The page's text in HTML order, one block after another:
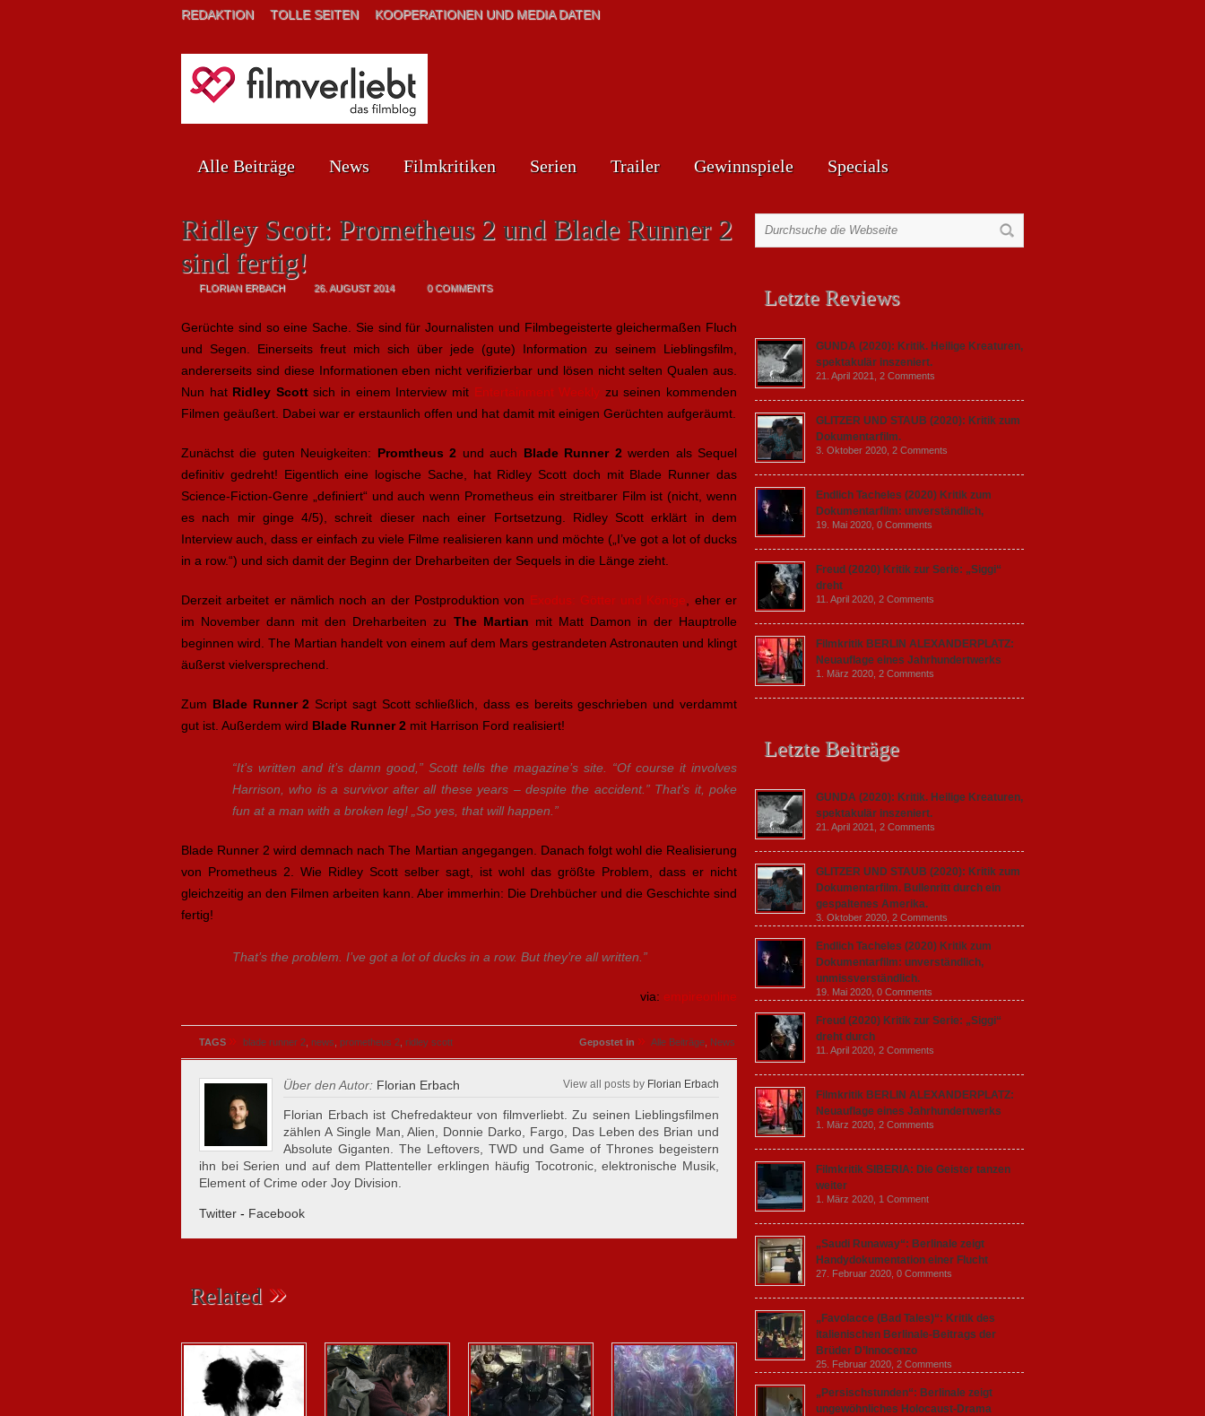
REDAKTION TOLLE SEITEN KOOPERATIONEN UND MEDIA DATEN
Alle Beiträge News Filmkritiken Serien Trailer Gewinnspiele Specials
Ridley Scott: Prometheus 2 und Blade Runner 2
sind fertig!
FLORIAN ERBACH 26. AUGUST 2014 0 COMMENTS
Gerüchte sind so eine Sache. Sie sind für Journalisten und Filmbegeisterte gleichermaßen Fluch
und Segen. Einerseits freut mich sich über jede (gute) Information zu seinem Lieblingsfilm,
andererseits sind diese Informationen eben nicht verifizierbar und lösen nicht selten Qualen aus.
Nun hat Ridley Scottsich in einem Interview mit Entertainment Weekly zu seinen kommenden
Filmen geäußert. Dabei war er erstaunlich offen und hat damit mit einigen Gerüchten aufgeräumt.
Zunächst die guten Neuigkeiten: Promtheus 2 und auch Blade Runner 2 werden als Sequel
definitiv gedreht! Eigentlich eine logische Sache, hat Ridley Scott doch mit Blade Runner das
Science-Fiction-Genre „definiert“ und auch wenn Prometheus ein streitbarer Film ist (nicht, wenn
es nach mir ginge 4/5), schreit dieser nach einer Fortsetzung. Ridley Scott erklärt in dem
Interview auch, dass er einfach zu viele Filme realisieren kann und möchte („I’ve got a lot of ducks
in a row.“) und sich damit der Beginn der Dreharbeiten der Sequels in die Länge zieht.
Derzeit arbeitet er nämlich noch an der Postproduktion von Exodus: Götter und Könige , eher er
im November dann mit den Dreharbeiten zu The Martian mit Matt Damon in der Hauptrolle
beginnen wird. The Martian handelt von einem auf dem Mars gestrandeten Astronauten und klingt
äußerst vielversprechend.
Zum Blade Runner 2 Script sagt Scott schließlich, dass es bereits geschrieben und verdammt
gut ist. Außerdem wird Blade Runner 2 mit Harrison Ford realisiert!
“It’s written and it’s damn good,” Scott tells the magazine’s site. “Of course it involves
Harrison, who is a survivor after all these years – despite the accident.” That’s it, poke
fun at a man with a broken leg! „So yes, that will happen.”
Blade Runner 2 wird demnach nach The Martian angegangen. Danach folgt wohl die Realisierung
von Prometheus 2. Wie Ridley Scott selber sagt, ist wohl das größte Problem, dass er nicht
gleichzeitig an den Filmen arbeiten kann. Aber immerhin: Die Drehbücher und die Geschichte sind
fertig!
That’s the problem. I’ve got a lot of ducks in a row. But they’re allwritten.”
via: empireonline
TAGS » blade runner 2 news prometheus 2 ridley scott Gepostet in » Alle Beiträge News
Über den Autor: Florian Erbach View all posts by Florian Erbach
Florian Erbach ist Chefredakteur von filmverliebt. Zu seinen Lieblingsfilmen
zählen A Single Man, Alien, Donnie Darko, Fargo, Das Leben des Brian und
Absolute Giganten. The Leftovers, TWD und Game of Thrones begeistern
ihn bei Serien und auf dem Plattenteller erklingen häufig Tocotronic, elektronische Musik,
Element of Crime oder Joy Division.
Twitter - Facebook
Related »
Letzte Reviews
GUNDA (2020): Kritik. Heilige Kreaturen,
spektakulär inszeniert.
21. April 2021, 2 Comments
GLITZER UND STAUB (2020): Kritik zum
Dokumentarfilm.
3. Oktober 2020, 2 Comments
Endlich Tacheles (2020) Kritik zum
Dokumentarfilm: unverständlich,
19. Mai 2020, 0 Comments
Freud (2020) Kritik zur Serie: „Siggi“
dreht
11. April 2020, 2 Comments
Filmkritik BERLIN ALEXANDERPLATZ:
Neuauflage eines Jahrhundertwerks
1. März 2020, 2 Comments
Letzte Beiträge
GUNDA (2020): Kritik. Heilige Kreaturen,
spektakulär inszeniert.
21. April 2021, 2 Comments
GLITZER UND STAUB (2020): Kritik zum
Dokumentarfilm. Bullenritt durch ein
gespaltenes Amerika.
3. Oktober 2020, 2 Comments
Endlich Tacheles (2020) Kritik zum
Dokumentarfilm: unverständlich,
unmissverständlich.
19. Mai 2020, 0 Comments
Freud (2020) Kritik zur Serie: „Siggi“
dreht durch
11. April 2020, 2 Comments
Filmkritik BERLIN ALEXANDERPLATZ:
Neuauflage eines Jahrhundertwerks
1. März 2020, 2 Comments
Filmkritik SIBERIA: Die Geister tanzen
weiter
1. März 2020, 1 Comment
„Saudi Runaway“: Berlinale zeigt
Handydokumentation einer Flucht
27. Februar 2020, 0 Comments
„Favolacce (Bad Tales)“: Kritik des
italienischen Berlinale-Beitrags der
Brüder D’Innocenzo
25. Februar 2020, 2 Comments
„Persischstunden“: Berlinale zeigt
ungewöhnliches Holocaust-Drama